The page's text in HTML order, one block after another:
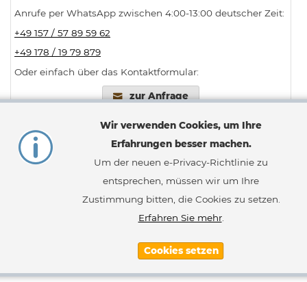
Wir verwenden Cookies, um Ihre
Erfahrungen besser machen.
Um der neuen e-Privacy-Richtlinie zu
entsprechen, müssen wir um Ihre
Zustimmung bitten, die Cookies zu setzen.
Erfahren Sie mehr.
Cookies setzen
Anrufe per WhatsApp zwischen 4:00-13:00 deutscher Zeit:
+49 157 / 57 89 59 62
+49 178 / 19 79 879
Oder einfach über das Kontaktformular:
zur Anfrage
AGB
Impressum
sich